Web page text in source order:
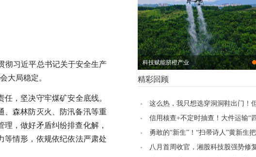
彻习近平总书记关于安全生产
大局稳定。
任，坚决守牢煤矿安全底线。
、森林防灭火、防汛备汛等重
理，做好矛盾纠纷排查化解，
等情形 ， 依规依纪依法严肃处
科技赋能脐橙产业
精彩回顾
这么热，我只想选穿洞洞鞋出门！
家却认为……
信用核查+不定时抽查！大件运输“
负增效
勇敢的“新生”！“扫帚诗人”黄新生
写成诗丨美好湖南推荐官
八月首周收官，湘股科技股强势修